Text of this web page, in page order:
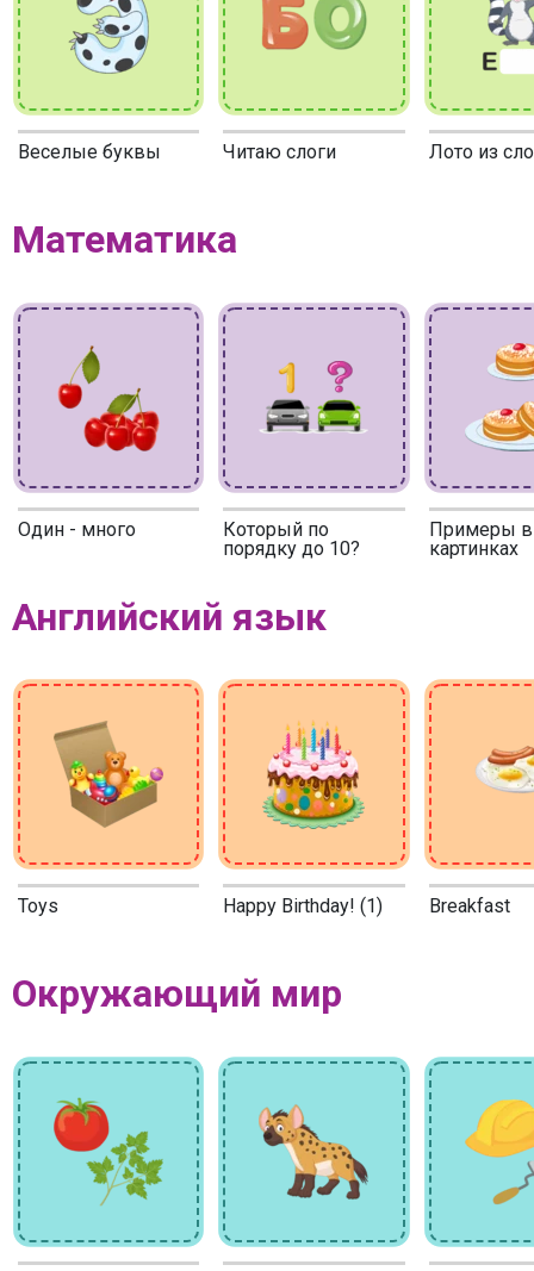
Веселые буквы Читаю слоги Лото из
Математика
Один - много
Который по
порядку до 10?
Примеры в
картинках
Английский язык
Toys Happy Birthday! (1) Breakfast
Окружающий мир